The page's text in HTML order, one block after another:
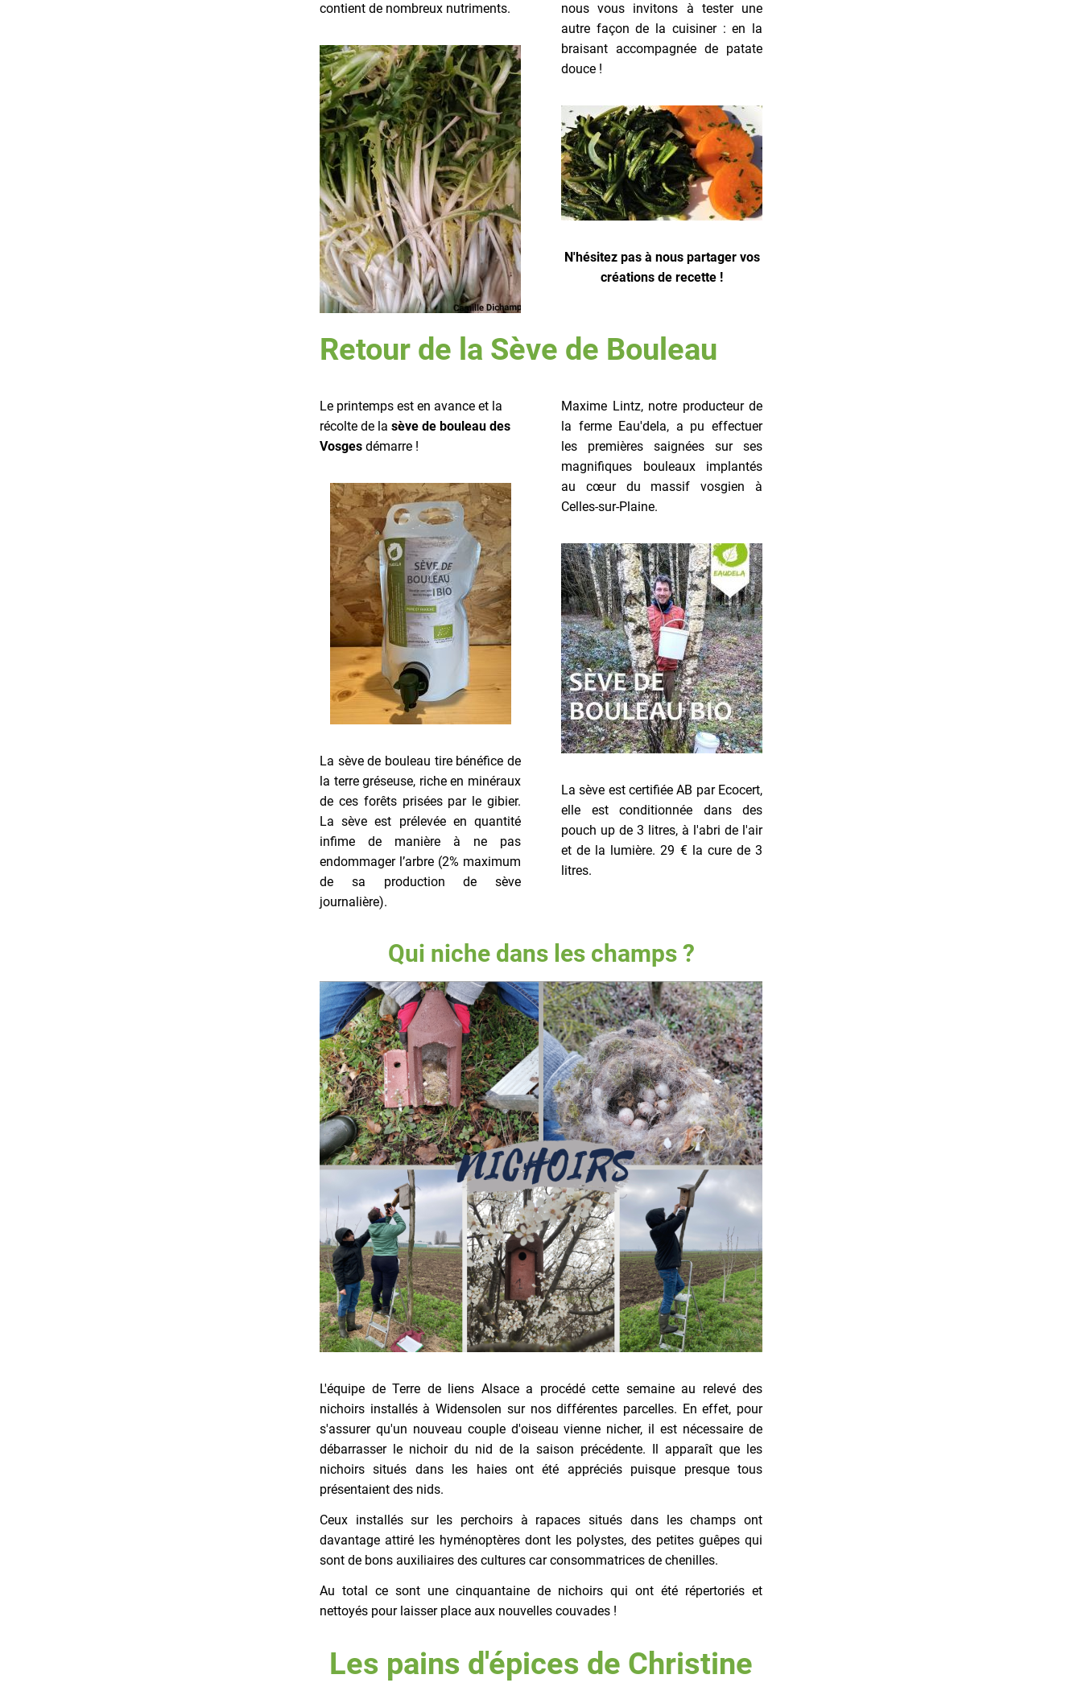
contient de nombreux nutriments.
nous vous invitons à tester une
autre façon de la cuisiner : en la
braisant accompagnée de patate
douce !
N'hésitez pas à nous partager vos
créations de recette !
Retour de la Sève de Bouleau
Le printemps est en avance et la
récolte de la sève de bouleau des
Vosges démarre !
La sève de bouleau tire bénéfice de
la terre gréseuse, riche en minéraux
de ces forêts prisées par le gibier.
La sève est prélevée en quantité
infime de manière à ne pas
endommager l’arbre (2% maximum
de sa production de sève
journalière).
Maxime Lintz, notre producteur de
la ferme Eau'dela, a pu effectuer
les premières saignées sur ses
magnifiques bouleaux implantés
au cœur du massif vosgien à
Celles-sur-Plaine.
La sève est certifiée AB par Ecocert,
elle est conditionnée dans des
pouch up de 3 litres, à l'abri de l'air
et de la lumière. 29 € la cure de 3
litres.
Qui niche dans les champs ?
L'équipe de Terre de liens Alsace a procédé cette semaine au relevé des
nichoirs installés à Widensolen sur nos différentes parcelles. En effet, pour
s'assurer qu'un nouveau couple d'oiseau vienne nicher, il est nécessaire de
débarrasser le nichoir du nid de la saison précédente. Il apparaît que les
nichoirs situés dans les haies ont été appréciés puisque presque tous
présentaient des nids.
Ceux installés sur les perchoirs à rapaces situés dans les champs ont
davantage attiré les hyménoptères dont les polystes, des petites guêpes qui
sont de bons auxiliaires des cultures car consommatrices de chenilles.
Au total ce sont une cinquantaine de nichoirs qui ont été répertoriés et
nettoyés pour laisser place aux nouvelles couvades !
Les pains d'épices de Christine